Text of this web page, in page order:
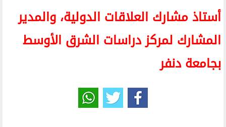
أستاذ مشارك العلاقات الدولية، والمدير
المشارك لمركز دراسات الشرق الأوسط
بجامعة دنفر